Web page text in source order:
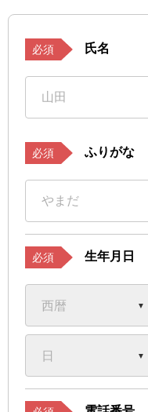
必須 氏名
必須 ふりがな
必須 生年月日